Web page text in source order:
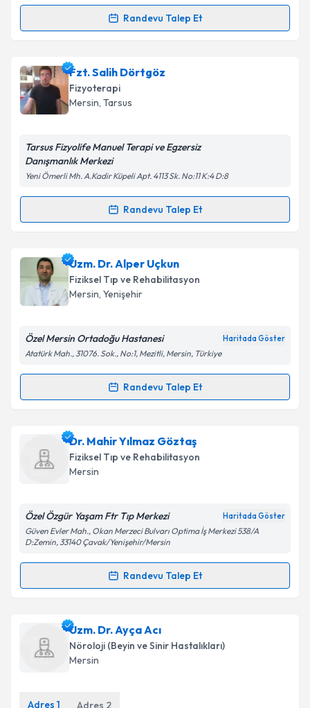
Randevu Talep Et
Randevu Takvimi Talebi
Dr. Mehtap Uysaliçin randevu takvimi talebi
oluşturun. Size bu uzmandan randevu almanız için bir
takvim hazırlandığında e-posta ile bilgilendireceğiz.
Kişisel verilerimin işlenmesine ilişkinAydınlatma
'ni okudum ve kişisel verilerimin belirtilen
kapsamda işlenmesini kabul ediyorum.
Takvim Talebini Gönder
Fzt. Salih Dörtgöz
Fizyoterapi
Mersin, Tarsus
Tarsus Fizyolife Manuel Terapi ve Egzersiz
Danışmanlık Merkezi
Yeni Ömerli Mh. A.Kadir Küpeli Apt. 4113 Sk. No:11 K:4 D:8
Randevu Talep Et
Randevu Takvimi Talebi
Fzt. Salih Dörtgöziçin randevu takvimi talebi
oluşturun. Size bu uzmandan randevu almanız için bir
takvim hazırlandığında e-posta ile bilgilendireceğiz.
Kişisel verilerimin işlenmesine ilişkin
Metni'ni okudum ve kişisel verilerimin belirtilen
Takvim Talebini Gönder
Uzm. Dr. Alper Uçkun
Fiziksel Tıp ve Rehabilitasyon
Mersin, Yenişehir
Özel Mersin Ortadoğu Hastanesi Haritada Göster
Atatürk Mah., 31076. Sok., No:1, Mezitli, Mersin, Türkiye
Randevu Talep Et
Randevu Takvimi Talebi
Uzm. Dr. Alper Uçkuniçin randevu takvimi talebi
oluşturun. Size bu uzmandan randevu almanız için bir
takvim hazırlandığında e-posta ile bilgilendireceğiz.
Kişisel verilerimin işlenmesine ilişkinAydınlatma
'ni okudum ve kişisel verilerimin belirtilen
kapsamda işlenmesini kabul ediyorum.
Takvim Talebini Gönder
Dr. Mahir Yılmaz Göztaş
Fiziksel Tıp ve Rehabilitasyon
Mersin
Özel Özgür Yaşam Ftr Tıp Merkezi Haritada Göster
Güven Evler Mah., Okan Merzeci Bulvarı Optima İş Merkezi 538/A
D:Zemin, 33140 Çavak/Yenişehir/Mersin
Randevu Talep Et
Randevu Takvimi Talebi
Dr. Mahir Yılmaz Göztaş
oluşturun. Size bu uzmandan randevu almanız için bir
takvim hazırlandığında e-posta ile bilgilendireceğiz.
Uzm. Dr. Ayça Acı
Nöroloji (Beyin ve Sinir Hastalıkları)
Mersin
Adres 1 Adres 2